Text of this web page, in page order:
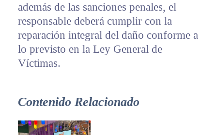
además de las sanciones penales, el
responsable deberá cumplir con la
reparación integral del daño conforme a
lo previsto en la Ley General de
Víctimas.
Contenido Relacionado